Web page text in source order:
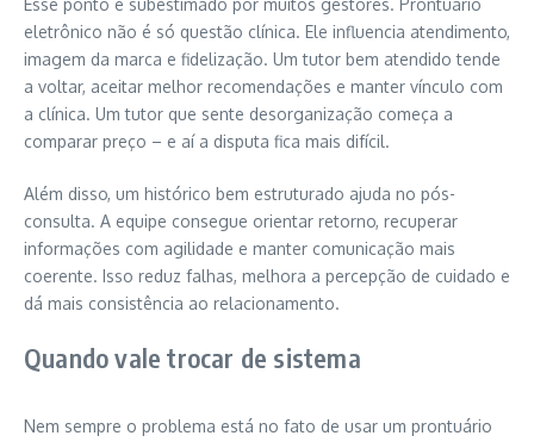
Esse ponto é subestimado por muitos gestores. Prontuário
eletrônico não é só questão clínica. Ele influencia atendimento,
imagem da marca e fidelização. Um tutor bem atendido tende
a voltar, aceitar melhor recomendações e manter vínculo com
a clínica. Um tutor que sente desorganização começa a
comparar preço – e aí a disputa fica mais difícil.
Além disso, um histórico bem estruturado ajuda no pós-
consulta. A equipe consegue orientar retorno, recuperar
informações com agilidade e manter comunicação mais
coerente. Isso reduz falhas, melhora a percepção de cuidado e
dá mais consistência ao relacionamento.
Quando vale trocar de sistema
Nem sempre o problema está no fato de usar um prontuário